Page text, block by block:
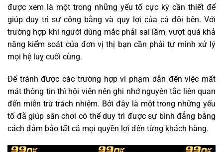
được xem là một trong những yếu tố cực kỳ cần thiết để
giúp duy trì sự công bằng và quy lợi của cả đôi bên. Với
trường hợp khi người dùng mắc phải sai lầm, vượt quá khả
năng kiểm soát của đơn vị thị bạn cần phải tự mình xử lý
mọi hệ luỵ cuối cùng.
Để tránh được các trường hợp vi phạm dẫn đến việc mất
mát thông tin thì hội viên nên ghi nhớ nguyên tắc liên quan
đến miễn trừ trách nhiệm. Bởi đây là một trong những yếu
tố đã giúp sân chơi có thể duy trì được sự bình đẳng bằng
cách đảm bảo tất cả mọi quyền lợi đến từng khách hàng.